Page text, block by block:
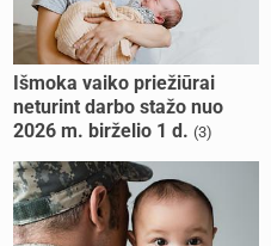
Išmoka vaiko priežiūrai
neturint darbo stažo nuo
2026 m. birželio 1 d. (3)